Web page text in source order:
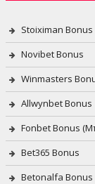
Stoiximan Bonus
Novibet Bonus
Winmasters
Allwynbet Bonus
Fonbet Bonus
Bet365 Bonus
Betonalfa Bonus